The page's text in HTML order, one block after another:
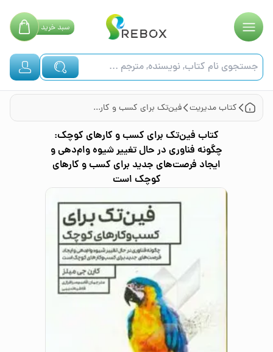
سبدخرید
کتابمدیریت فین‌تک برای کسب و کارهای کوچک: چگونه فناوری در حال تغییر شیوه وام‌دهی و ایجاد فرصت‌های جدید برای کسب و کارهای کوچک است
کتاب فین‌تک برای کسب و کارهای کوچک:
چگونه فناوری در حال تغییر شیوه وام‌دهی و
ایجاد فرصت‌های جدید برای کسب و کارهای
کوچک است